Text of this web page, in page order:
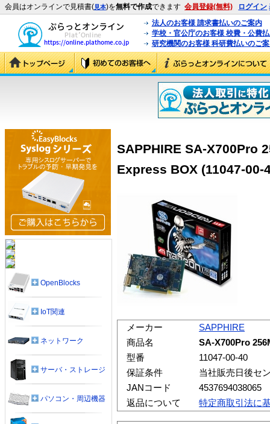
会員はオンラインで見積書(見本)を無料で作成できます 会員登録(無料) ログイン
法人のお客様 請求書払いのご案内
学校・官公庁のお客様 校費・公費
研究機関のお客様 科研費払いのご
SAPPHIRE SA-X700Pro
Express BOX (11047-00-
メーカー
SAPPHIRE
商品名
SA-X700Pro
型番
11047-00-40
保証条件
当社販売日後セ
JANコード
4537694038065
返品について
特定商取引法に
OpenBlocks
IoT関連
ネットワーク
サーバ・ストレージ
パソコン・周辺機器